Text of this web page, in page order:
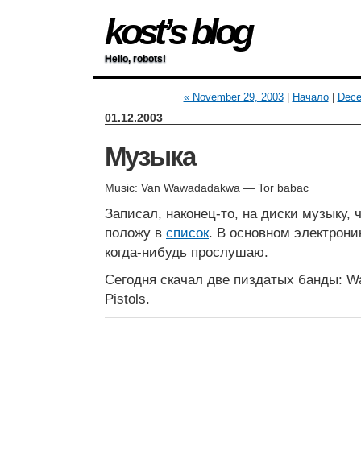
kost’s blog
Hello, robots!
« November 29, 2003| Начало|
01.12.2003
Музыка
Music: Van Wawadadakwa — Tor babac
Записал, наконец-то, на диски музыку,
положу в список. В основном
когда-нибудь прослушаю.
Сегодня скачал две пиздатых банды:
Pistols.